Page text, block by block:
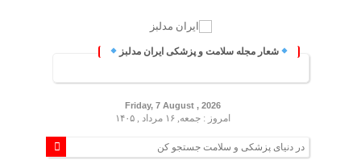
شعار مجله سلامت و پزشکی ایران مدلبز
Friday, 7 August , 2026
امروز : جمعه, ۱۶ مرداد , ۱۴۰۵